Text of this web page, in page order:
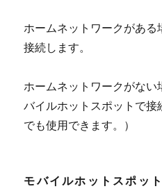
ホームネットワークがあ
接続します。
ホームネットワークがな
バイルホットスポットで
でも使用できます。）
モバイルホットスポッ